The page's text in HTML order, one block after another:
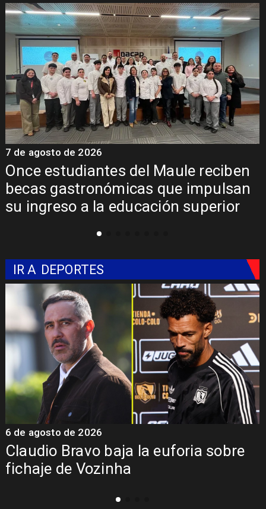
Once estudiantes del Maule reciben
becas gastronómicas que impulsan
su ingreso a la educación superior
7 de agosto de 2026
IR A DEPORTES
Claudio Bravo baja la euforia sobre
fichaje de Vozinha
6 de agosto de 2026